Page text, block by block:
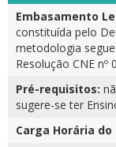
Embasamento
constituída pelo
metodologia
Resolução CNE nº
Pré-requisitos:
sugere-se ter
Carga Horária